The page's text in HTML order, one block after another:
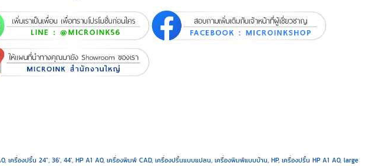
ครื่องปริ้น 24", 36', 44', HP A1 A0, เครื่องพิมพ์ CAD, เครื่องปริ้นแบบแปลน, เครื่องพิมพ์แบบบ้าน, HP, เครื่องปริ้น HP A1 A0, large